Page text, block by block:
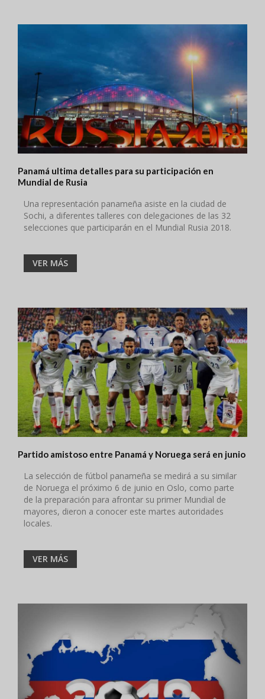
Panamá ultima detalles para su participación en
Mundial de Rusia
Una representación panameña asiste en la ciudad de
Sochi, a diferentes talleres con delegaciones de las 32
selecciones que participarán en el Mundial Rusia 2018.
VER MÁS
Partido amistoso entre Panamá y Noruega será en junio
La selección de fútbol panameña se medirá a su similar
de Noruega el próximo 6 de junio en Oslo, como parte
de la preparación para afrontar su primer Mundial de
mayores, dieron a conocer este martes autoridades
locales.
VER MÁS